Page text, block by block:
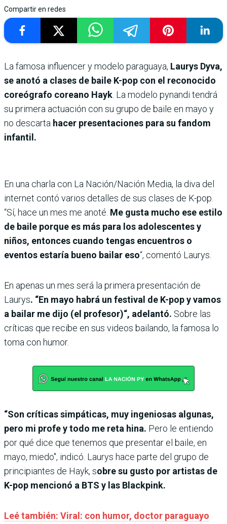
Compartir en redes
La famosa influencer y modelo paraguaya, Laurys Dyva,
se anotó a clases de baile K-pop con el reconocido
coreógrafo coreano Hayk . La modelo pynandi tendrá
su primera actuación con su grupo de baile en mayo y
no descarta hacer presentaciones para su fandom
infantil.
En una charla con La Nación/Nación Media, la diva del
internet contó varios detalles de sus clases de K-pop.
“Sí, hace un mes me anoté. Me gusta mucho ese estilo
de baile porque es más para los adolescentes y
niños, entonces cuando tengas encuentros o
eventos estaría bueno bailar eso“, comentó Laurys.
En apenas un mes será la primera presentación de
Laurys. “En mayo habrá un festival de K-pop y vamos
a bailar me dijo (el profesor)“, adelantó. Sobre las
críticas que recibe en sus videos bailando, la famosa lo
toma con humor.
“Son críticas simpáticas, muy ingeniosas algunas,
pero mi profe y todo me reta hina. Pero le entiendo
por qué dice que tenemos que presentar el baile, en
mayo, miedo", indicó. Laurys hace parte del grupo de
principiantes de Hayk, sobre su gusto por artistas de
K-pop mencionó a BTS y las Blackpink.
Leé también: Viral: con humor, doctor paraguayo